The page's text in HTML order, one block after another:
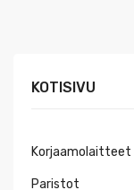
KOTISIVU
Korjaamolaitteet
Paristot